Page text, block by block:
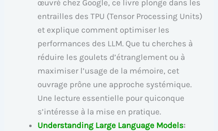
œuvré chez Google, ce livre plonge dans les
entrailles des TPU (Tensor Processing Units)
et explique comment optimiser les
performances des LLM. Que tu cherches à
réduire les goulets d’étranglement ou à
maximiser l’usage de la mémoire, cet
ouvrage prône une approche systémique.
Une lecture essentielle pour quiconque
s’intéresse à la mise en pratique.
Understanding Large Language Models: